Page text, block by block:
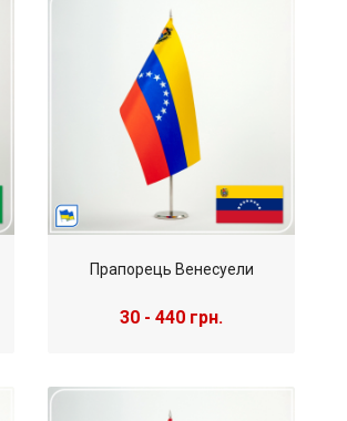
Прапорець Венесуели
30 - 440 грн.